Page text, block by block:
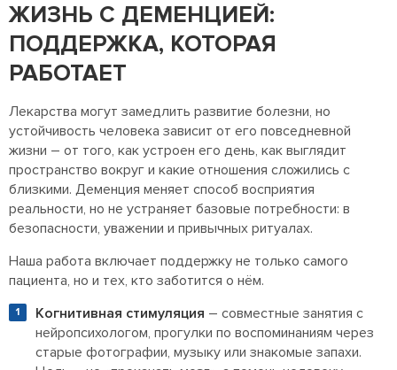
ЖИЗНЬ С ДЕМЕНЦИЕЙ:
ПОДДЕРЖКА, КОТОРАЯ
РАБОТАЕТ
Лекарства могут замедлить развитие болезни, но
устойчивость человека зависит от его повседневной
жизни – от того, как устроен его день, как выглядит
пространство вокруг и какие отношения сложились с
близкими. Деменция меняет способ восприятия
реальности, но не устраняет базовые потребности: в
безопасности, уважении и привычных ритуалах.
Наша работа включает поддержку не только самого
пациента, но и тех, кто заботится о нём.
Когнитивная стимуляция – совместные занятия с
нейропсихологом, прогулки по воспоминаниям через
старые фотографии, музыку или знакомые запахи.